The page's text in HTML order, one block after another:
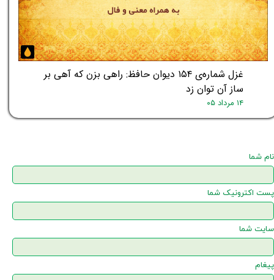
غزل شماره‌ی ۱۵۴ دیوان حافظ: راهی بزن که آهی بر
ساز آن توان زد
۱۴ مرداد ۰۵
نام شما
پست اکترونیک شما
سایت شما
پیغام